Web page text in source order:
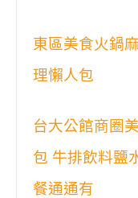
東區美食火鍋
理懶人包
台大公館商圈
包 牛排飲料鹽
餐通通有